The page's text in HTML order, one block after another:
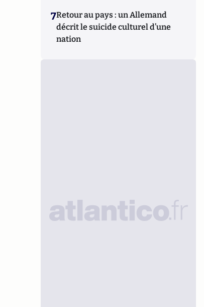
7Retour au pays : un Allemand
décrit le suicide culturel d’une
nation